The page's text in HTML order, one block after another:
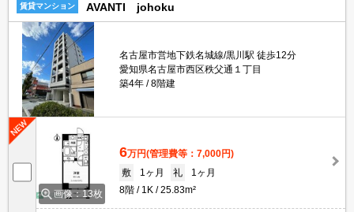
賃貸マンション AVANTI johoku
名古屋市営地下鉄名城線/黒川駅 徒歩12分
愛知県名古屋市西区秩父通１丁目
築4年
8階建
画像：13枚
6万円(管理費等：7,000円)
敷
1ヶ月 礼
1ヶ月
8階
1K 25.83m²